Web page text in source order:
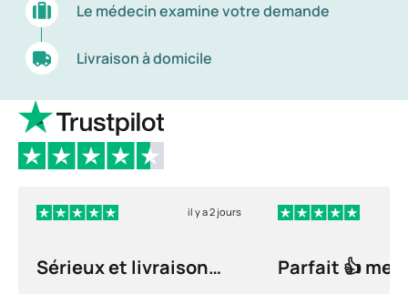
Le médecin examine votre demande
Livraison à domicile
il y a 2 jours
Sérieux et livraison
Parfait 👍